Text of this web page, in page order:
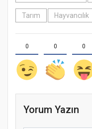
Tarım Hayvancılık
0 0 0
Yorum Yazın